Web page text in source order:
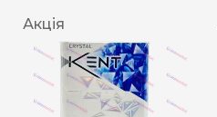
Акція